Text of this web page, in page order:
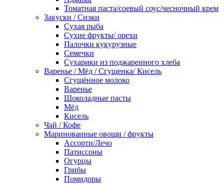
Томатная паста/соевый соус/чесночный крем
Закуски / Снэки
Сухая рыба
Сухие фрукты/ орехи
Палочки кукурузные
Семечки
Сухарики из поджаренного хлеба
Варенье / Мёд / Сгущенка/ Кисель
Сгущённое молоко
Варенье
Шоколадные пасты
Мёд
Кисель
Чай / Кофе
Маринованные овощи / фрукты
Ассорти/Лечо
Патиссоны
Огурцы
Грибы
Помидоры